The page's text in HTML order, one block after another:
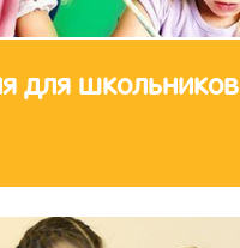
для школьников